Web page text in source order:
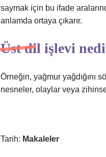
saymak için bu ifade
anlamda ortaya çıkarır.
Üst dil işlevi
Örneğin, yağmur yağdığını
nesneler, olaylar veya
Tarih: Makaleler